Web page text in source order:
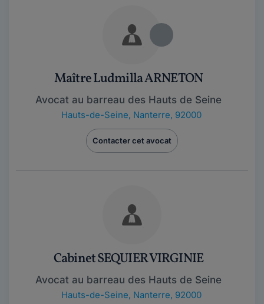
Maître Ludmilla ARNETON
Avocat au barreau des Hauts de Seine
Hauts-de-Seine, Nanterre, 92000
Contacter cet avocat
Cabinet SEQUIER VIRGINIE
Avocat au barreau des Hauts de Seine
Hauts-de-Seine, Nanterre, 92000